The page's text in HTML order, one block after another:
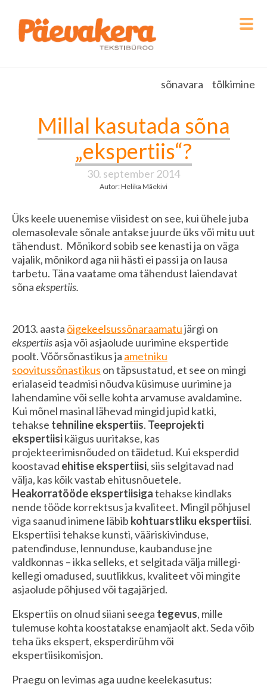
sõnavara tõlkimine
Millal kasutada sõna
„ekspertiis“?
30. september 2014
Autor: Helika Mäekivi
Üks keele uuenemise viisidest on see, kui ühele juba
olemasolevale sõnale antakse juurde üks või mitu uut
tähendust. Mõnikord sobib see kenasti ja on väga
vajalik, mõnikord aga nii hästi ei passi ja on lausa
tarbetu. Täna vaatame oma tähendust laiendavat
sõnaekspertiis.
2013. aasta õigekeelsussõnaraamatujärgi on
ekspertiisasja või asjaolude uurimine ekspertide
poolt. Võõrsõnastikus ja ametniku
soovitussõnastikus on täpsustatud, et see on mingi
erialaseid teadmisi nõudva küsimuse uurimine ja
lahendamine või selle kohta arvamuse avaldamine.
Kui mõnel masinal lähevad mingid jupid katki,
tehakse tehniline ekspertiis. Teeprojekti
ekspertiisikäigus uuritakse, kas
projekteerimisnõuded on täidetud. Kui eksperdid
koostavad ehitise ekspertiisi, siis selgitavad nad
välja, kas kõik vastab ehitusnõuetele.
Heakorratööde ekspertiisigatehakse kindlaks
nende tööde korrektsus ja kvaliteet. Mingil põhjusel
viga saanud inimene läbib kohtuarstliku ekspertiisi.
Ekspertiisi tehakse kunsti, vääriskivinduse,
patendinduse, lennunduse, kaubanduse jne
valdkonnas – ikka selleks, et selgitada välja millegi-
kellegi omadused, suutlikkus, kvaliteet või mingite
asjaolude põhjused või tagajärjed.
Ekspertiis on olnud siiani seega tegevus, mille
tulemuse kohta koostatakse enamjaolt akt. Seda võib
teha üks ekspert, eksperdirühm või
ekspertiisikomisjon.
Praegu on levimas aga uudne keelekasutus: